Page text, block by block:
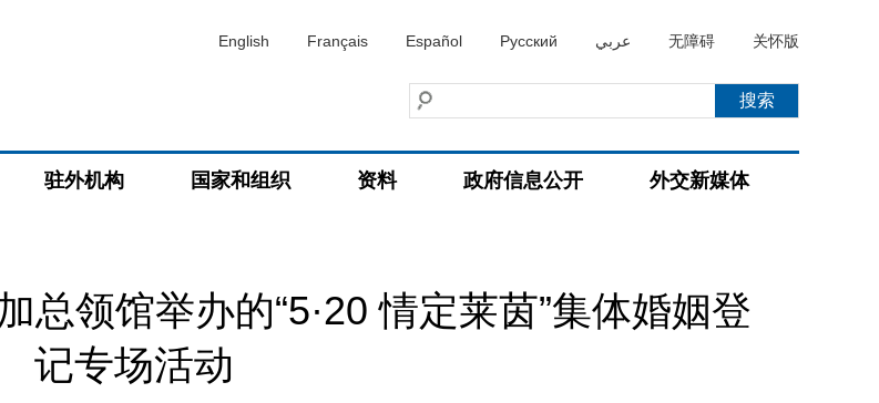
English Français Español Русский عربي 无障碍 关怀版
驻外机构 国家和组织 资料 政府信息公开 外交新媒体
总领馆举办的“5·20 情定莱茵”集体婚姻登
记专场活动